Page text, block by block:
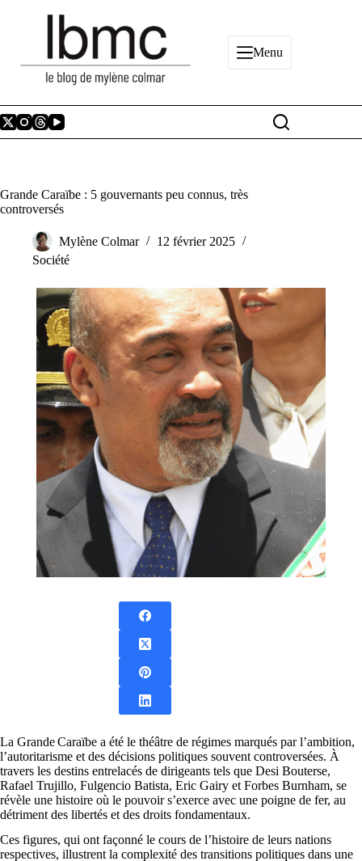
Menu
Grande Caraïbe : 5 gouvernants peu connus, très
controversés
Mylène Colmar
12 février 2025
Société
La GrandeCaraïbe a été le théâtre de régimes marqués par l’ambition,
l’autoritarisme et des décisions politiques souvent controversées. À
travers les destins entrelacés de dirigeants tels que Desi Bouterse,
Rafael Trujillo, Fulgencio Batista, Eric Gairy et Forbes Burnham, se
révèle une histoire où le pouvoir s’exerce avec une poigne de fer, au
détriment des libertés et des droits fondamentaux.
Ces figures, qui ont façonné le cours de l’histoire de leurs nations
respectives, illustrent la complexité des transitions politiques dans une